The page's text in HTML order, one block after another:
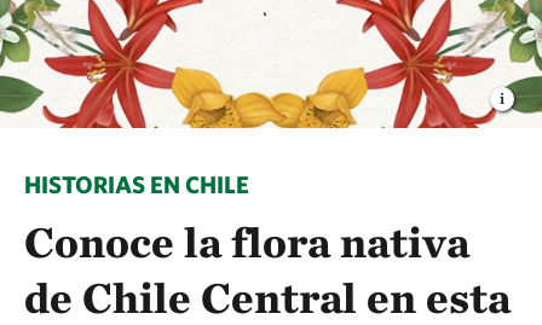
HISTORIAS EN CHILE
Conoce la flora nativa
de Chile Central en esta